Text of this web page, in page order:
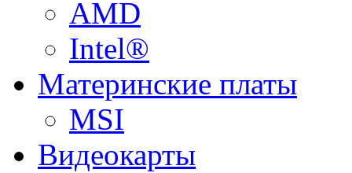
AMD
Intel®
Материнские платы
MSI
Видеокарты